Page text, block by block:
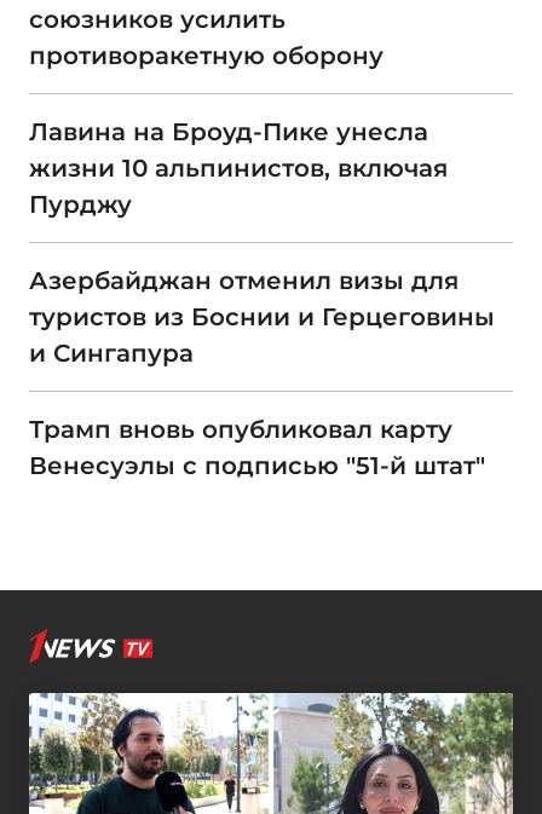
союзников усилить
противоракетную оборону
Лавина на Броуд-Пике унесла
жизни 10 альпинистов, включая
Пурджу
Азербайджан отменил визы для
туристов из Боснии и Герцеговины
и Сингапура
Трамп вновь опубликовал карту
Венесуэлы с подписью "51-й штат"